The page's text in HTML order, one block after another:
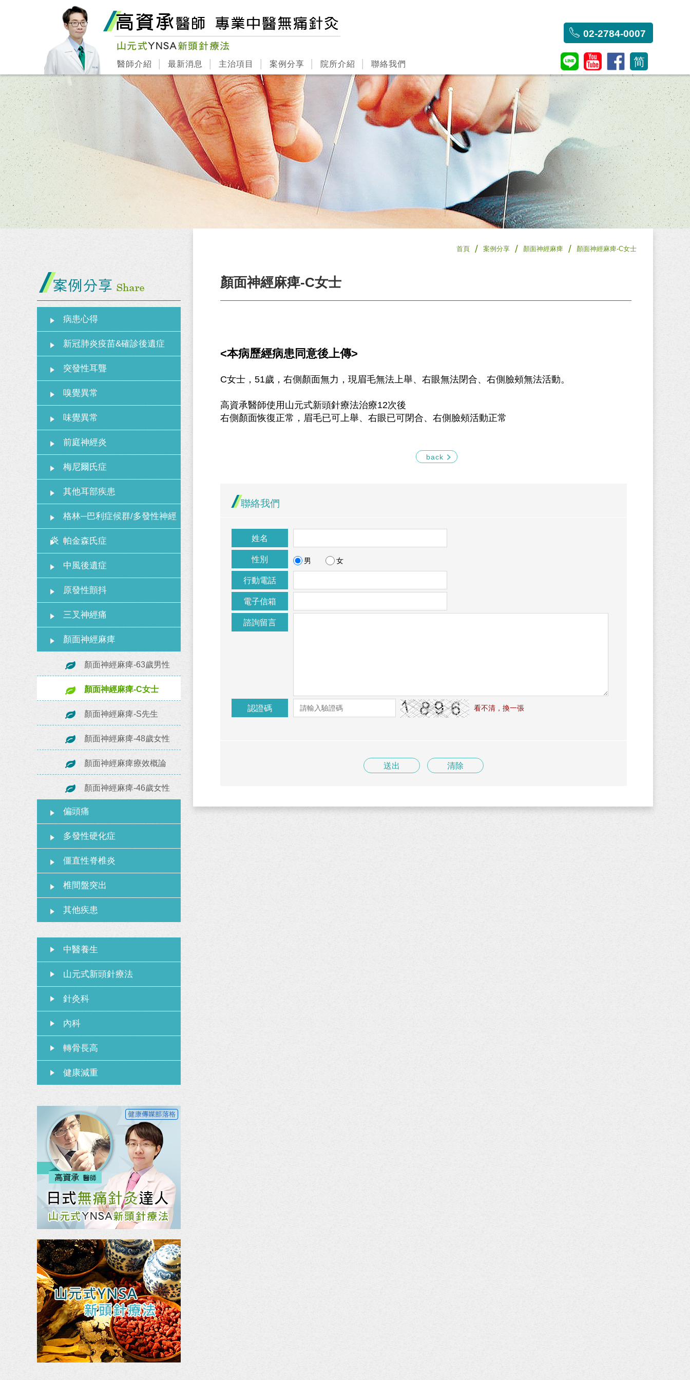
醫師介紹 最新消息 主治項目 案例分享 院所介紹 聯絡我們
02-2784-0007
简
病患心得
新冠肺炎疫苗&確診後遺症
突發性耳聾
嗅覺異常
味覺異常
前庭神經炎
梅尼爾氏症
其他耳部疾患
格林─巴利症候群/多發性神經
炎 帕金森氏症
中風後遺症
原發性顫抖
三叉神經痛
顏面神經麻痺
顏面神經麻痺-63歲男性
顏面神經麻痺-C女士
顏面神經麻痺-S先生
顏面神經麻痺-48歲女性
顏面神經麻痺療效概論
顏面神經麻痺-46歲女性
偏頭痛
多發性硬化症
僵直性脊椎炎
椎間盤突出
其他疾患
中醫養生
山元式新頭針療法
針灸科
內科
轉骨長高
健康減重
首頁 / 案例分享 / 顏面神經麻痺 / 顏面神經麻痺-C女士
顏面神經麻痺-C女士
<本病歷經病患同意後上傳>
C女士，51歲，右側顏面無力，現眉毛無法上舉、右眼無法閉合、右側臉頰無法活動。
高資承醫師使用山元式新頭針療法治療12次後
右側顏面恢復正常，眉毛已可上舉、右眼已可閉合、右側臉頰活動正常
back
聯絡我們
姓名
性別 男 女
行動電話
電子信箱
諮詢留言
認證碼 看不清，換一張
送出 清除